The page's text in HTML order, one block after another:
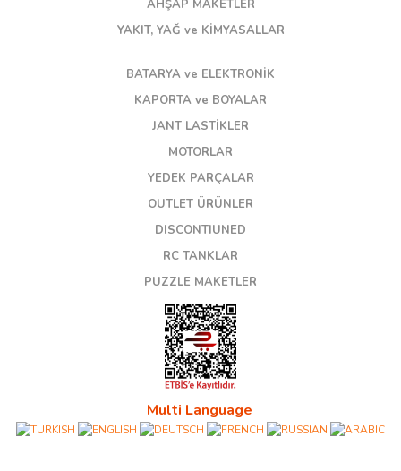
AHŞAP MAKETLER
YAKIT, YAĞ ve KİMYASALLAR
BATARYA ve ELEKTRONİK
KAPORTA ve BOYALAR
JANT LASTİKLER
MOTORLAR
YEDEK PARÇALAR
OUTLET ÜRÜNLER
DISCONTIUNED
RC TANKLAR
PUZZLE MAKETLER
Multi Language